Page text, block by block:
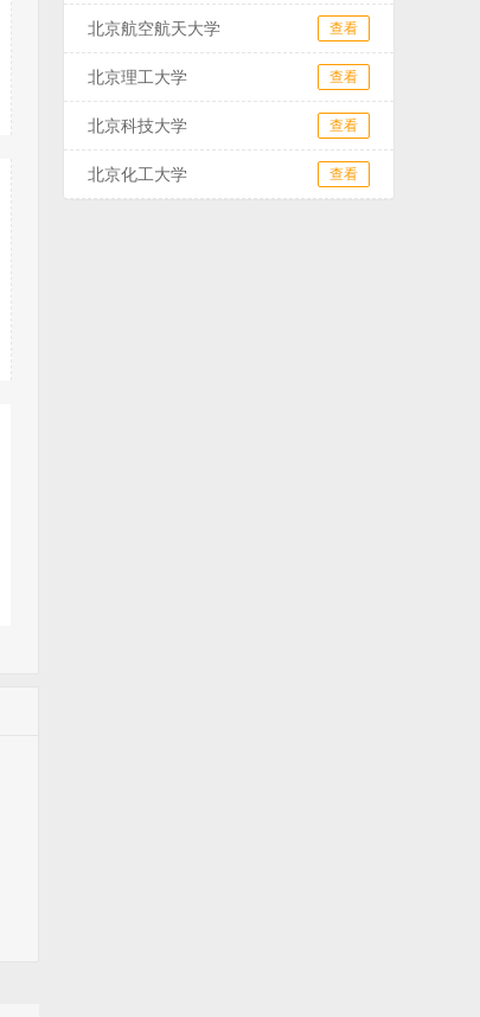
北京航空航天大学 查看
北京理工大学 查看
北京科技大学 查看
北京化工大学 查看